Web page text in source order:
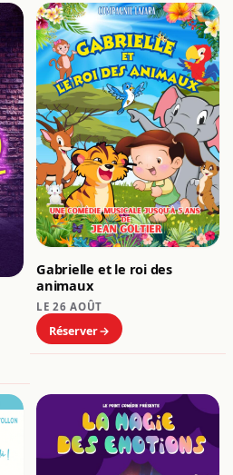
Gabrielle et le roi des
animaux
LE 26 AOÛT
Réserver